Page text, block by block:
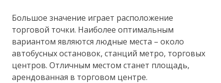
Большое значение играет расположение
торговой точки. Наиболее оптимальным
вариантом являются людные места – около
автобусных остановок, станций метро, торговых
центров. Отличным местом станет площадь,
арендованная в торговом центре.